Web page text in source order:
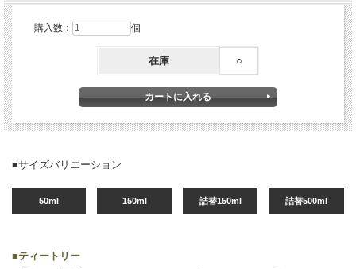
購入数： 個
在庫 ○
■サイズバリエーション
50ml 150ml 詰替150ml 詰替500ml
■ティートリー